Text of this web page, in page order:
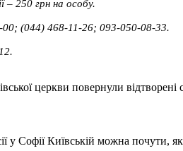
– 250 грн на особу.
00; (044) 468-11-26; 093-050-08-33.
церкви повернули відтворені
у Софії Київській можна почути,